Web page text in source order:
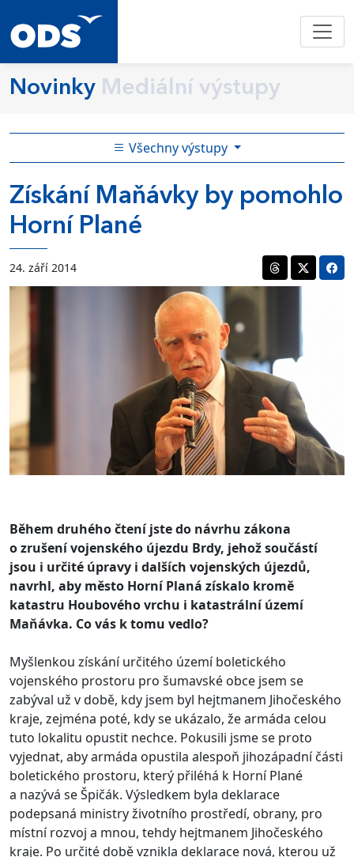
Novinky Mediální výstupy
Všechny výstupy
Získání Maňávky by pomohlo
Horní Plané
24. září 2014
Během druhého čtení jste do návrhu zákona
o zrušení vojenského újezdu Brdy, jehož součástí
jsou i určité úpravy i dalších vojenských újezdů,
navrhl, aby město Horní Planá získalo kromě
katastru Houbového vrchu i katastrální území
Maňávka. Co vás k tomu vedlo?
Myšlenkou získání určitého území boletického
vojenského prostoru pro šumavské obce jsem se
zabýval už v době, kdy jsem byl hejtmanem Jihočeského
kraje, zejména poté, kdy se ukázalo, že armáda celou
tuto lokalitu opustit nechce. Pokusili jsme se proto
vyjednat, aby armáda opustila alespoň jihozápadní části
boletického prostoru, který přiléhá k Horní Plané
a nazývá se Špičák. Výsledkem byla deklarace
podepsaná ministry životního prostředí, obrany, pro
místní rozvoj a mnou, tehdy hejtmanem Jihočeského
kraje. Po určité době vznikla deklarace nová, kterou už